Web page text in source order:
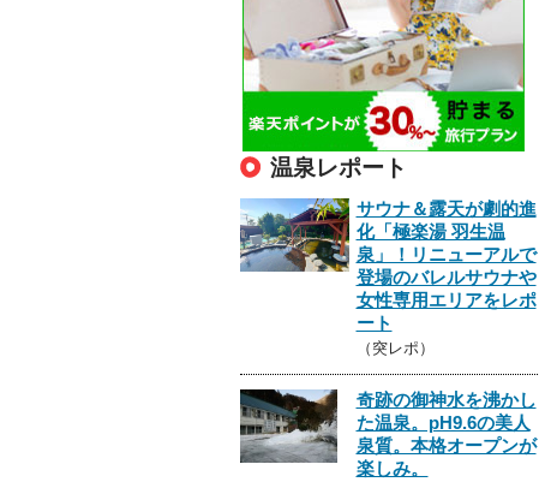
温泉レポート
サウナ＆露天が劇的進
化「極楽湯 羽生温
泉」！リニューアルで
登場のバレルサウナや
女性専用エリアをレポ
ート
（突レポ）
奇跡の御神水を沸かし
た温泉。pH9.6の美人
泉質。本格オープンが
楽しみ。